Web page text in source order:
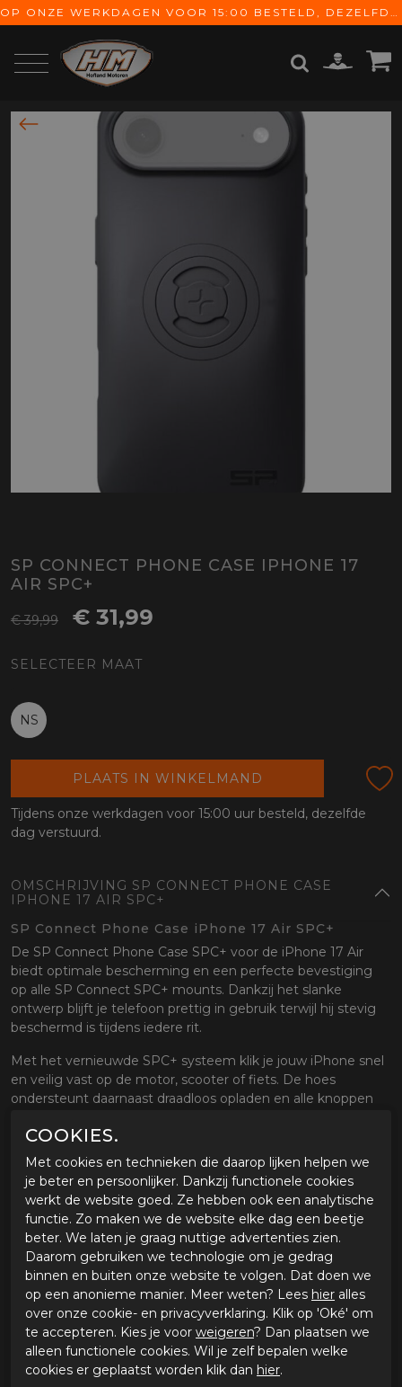
OP ONZE WERKDAGEN VOOR 15:00 BESTELD, DEZELFDE DAG VERZONDEN! GRATIS VERZENDING VANAF € 65,-
SP CONNECT PHONE CASE IPHONE 17
AIR SPC+
€ 39,99 € 31,99
SELECTEER MAAT
NS
PLAATS IN WINKELMAND
Tijdens onze werkdagen voor 15:00 uur besteld, dezelfde
dag verstuurd.
OMSCHRIJVING SP CONNECT PHONE CASE
IPHONE 17 AIR SPC+
SP Connect Phone Case iPhone 17 Air SPC+
De SP Connect Phone Case SPC+ voor de iPhone 17 Air
biedt optimale bescherming en een perfecte bevestiging
op alle SP Connect SPC+ mounts. Dankzij het slanke
ontwerp blijft je telefoon prettig in gebruik terwijl hij stevig
beschermd is tijdens iedere rit.
Met het vernieuwde SPC+ systeem klik je jouw iPhone snel
en veilig vast op de motor, scooter of fiets. De hoes
ondersteunt daarnaast draadloos opladen en alle knoppen
Geschikt voor iPhone 17 Air
Compatibel met SP Connect SPC+
Slank en stevig ontwerp
Ondersteunt draadloos laden
Kleur: zwart
SPECIFICATIES SP CONNECT PHONE CASE
IPHONE 17 AIR SPC+
Merk
SP Connect
Leveranciercode
52695
COOKIES.
Met cookies en technieken die daarop lijken helpen we
je beter en persoonlijker. Dankzij functionele cookies
werkt de website goed. Ze hebben ook een analytische
functie. Zo maken we de website elke dag een beetje
beter. We laten je graag nuttige advertenties zien.
Daarom gebruiken we technologie om je gedrag
binnen en buiten onze website te volgen. Dat doen we
op een anonieme manier. Meer weten? Lees hier alles
over onze cookie- en privacyverklaring. Klik op 'Oké' om
te accepteren. Kies je voor weigeren? Dan plaatsen we
alleen functionele cookies. Wil je zelf bepalen welke
cookies er geplaatst worden klik dan hier.